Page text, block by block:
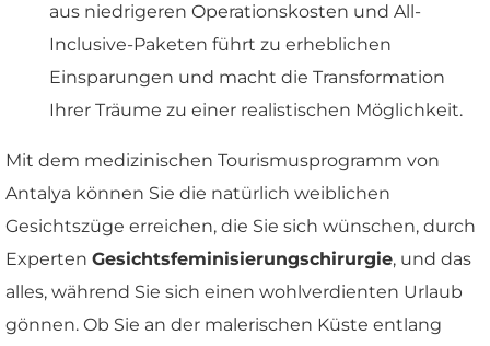
aus niedrigeren Operationskosten und All-
Inclusive-Paketen führt zu erheblichen
Einsparungen und macht die Transformation
Ihrer Träume zu einer realistischen Möglichkeit.
Mit dem medizinischen Tourismusprogramm von
Antalya können Sie die natürlich weiblichen
Gesichtszüge erreichen, die Sie sich wünschen, durch
Experten Gesichtsfeminisierungschirurgie, und das
alles, während Sie sich einen wohlverdienten Urlaub
gönnen. Ob Sie an der malerischen Küste entlang